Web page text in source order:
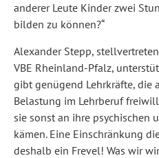
anderer Leute Kinder zwei
bilden zu können?“
Alexander Stepp,
VBE Rheinland-Pfalz,
gibt genügend Lehrkräfte, die
Belastung im Lehrberuf
sie sonst an ihre psychischen
kämen. Eine Einschränkung
deshalb ein Frevel! Was wir